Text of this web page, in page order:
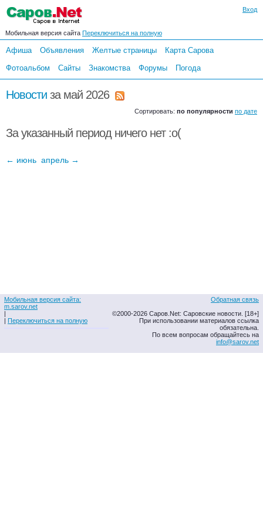
Вход
Мобильная версия сайта Переключиться на полную
Афиша Объявления Желтые страницы
Карта Сарова
Фотоальбом
Сайты Знакомства Форумы Погода
Новости за май 2026
Сортировать: по популярности по дате
За указанный период ничего нет :o(
← июнь апрель →
Мобильная версия сайта:
m.sarov.net
|
| Переключиться на полную
Обратная связь
©2000-2026 Саров.Net: Саровские новости. [18+]
При использовании материалов ссылка
обязательна.
По всем вопросам обращайтесь на
info@sarov.net